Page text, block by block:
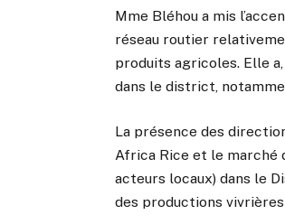
Mme Bléhou a mis
réseau routier
produits agricoles. Elle
dans le district,
La présence des
Africa Rice et le marché
acteurs locaux) dans le
des productions